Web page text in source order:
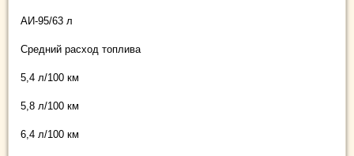
АИ-95/63 л
Средний расход топлива
5,4 л/100 км
5,8 л/100 км
6,4 л/100 км